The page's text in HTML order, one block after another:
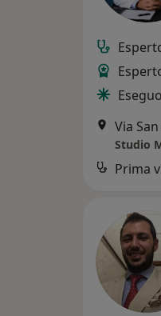
Studio
Prima